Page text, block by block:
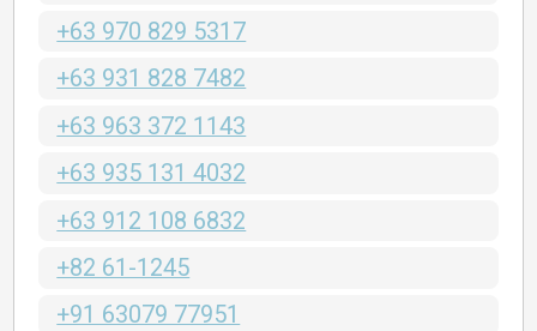
+63 970 829 5317
+63 931 828 7482
+63 963 372 1143
+63 935 131 4032
+63 912 108 6832
+82 61-1245
+91 63079 77951